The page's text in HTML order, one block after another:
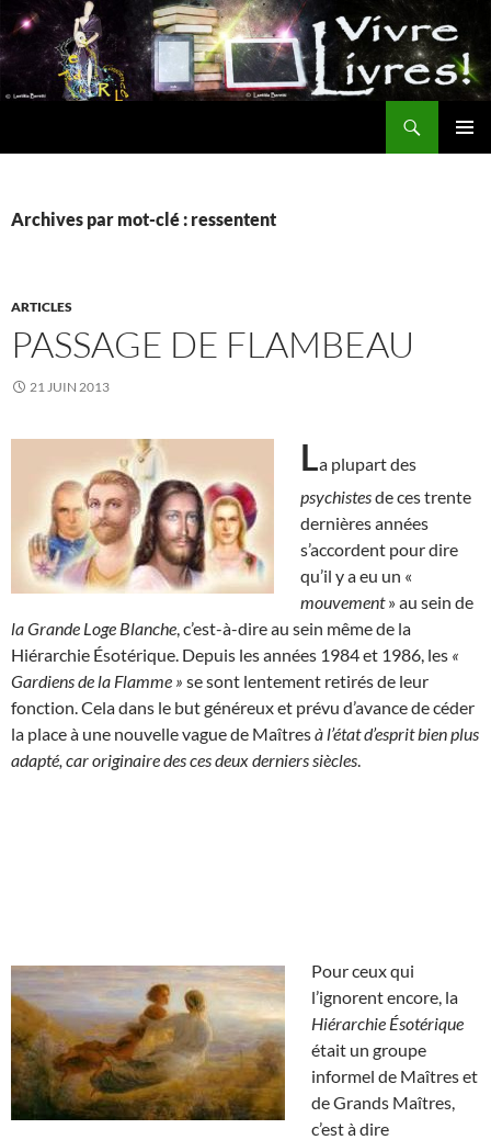
Aller
au
contenu
Archives par mot-clé : ressentent
ARTICLES
PASSAGE DE FLAMBEAU
21 JUIN 2013
La plupart des
psychistesde ces trente
dernières années
s’accordent pour dire
qu’il y a eu un «
mouvement» au sein de
la Grande Loge Blanche , c’est-à-dire au sein même de la
Hiérarchie Ésotérique. Depuis les années 1984 et 1986, les «
Gardiens de la Flamme » se sont lentement retirés de leur
fonction. Cela dans le but généreux et prévu d’avance de céder
la place à une nouvelle vague de Maîtresà l’état d’esprit bien plus
adapté, car originaire des ces deux derniers siècles
Pour ceux qui
l’ignorent encore, la
Hiérarchie Ésotérique
était un groupe
informel de Maîtres et
de Grands Maîtres,
c’est à dire